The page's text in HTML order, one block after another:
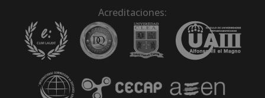
Acreditaciones: